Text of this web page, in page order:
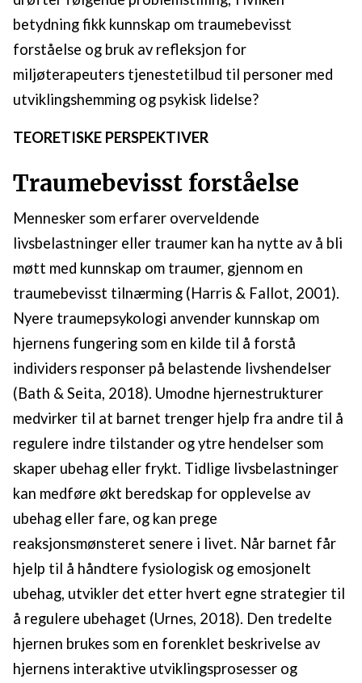
betydning fikk kunnskap om traumebevisst
forståelse og bruk av refleksjon for
miljøterapeuters tjenestetilbud til personer med
utviklingshemming og psykisk lidelse?
TEORETISKE PERSPEKTIVER
Traumebevisst forståelse
Mennesker som erfarer overveldende
livsbelastninger eller traumer kan ha nytte av å bli
møtt med kunnskap om traumer, gjennom en
traumebevisst tilnærming (Harris & Fallot, 2001).
Nyere traumepsykologi anvender kunnskap om
hjernens fungering som en kilde til å forstå
individers responser på belastende livshendelser
(Bath & Seita, 2018). Umodne hjernestrukturer
medvirker til at barnet trenger hjelp fra andre til å
regulere indre tilstander og ytre hendelser som
skaper ubehag eller frykt. Tidlige livsbelastninger
kan medføre økt beredskap for opplevelse av
ubehag eller fare, og kan prege
reaksjonsmønsteret senere i livet. Når barnet får
hjelp til å håndtere fysiologisk og emosjonelt
ubehag, utvikler det etter hvert egne strategier til
å regulere ubehaget (Urnes, 2018). Den tredelte
hjernen brukes som en forenklet beskrivelse av
hjernens interaktive utviklingsprosesser og